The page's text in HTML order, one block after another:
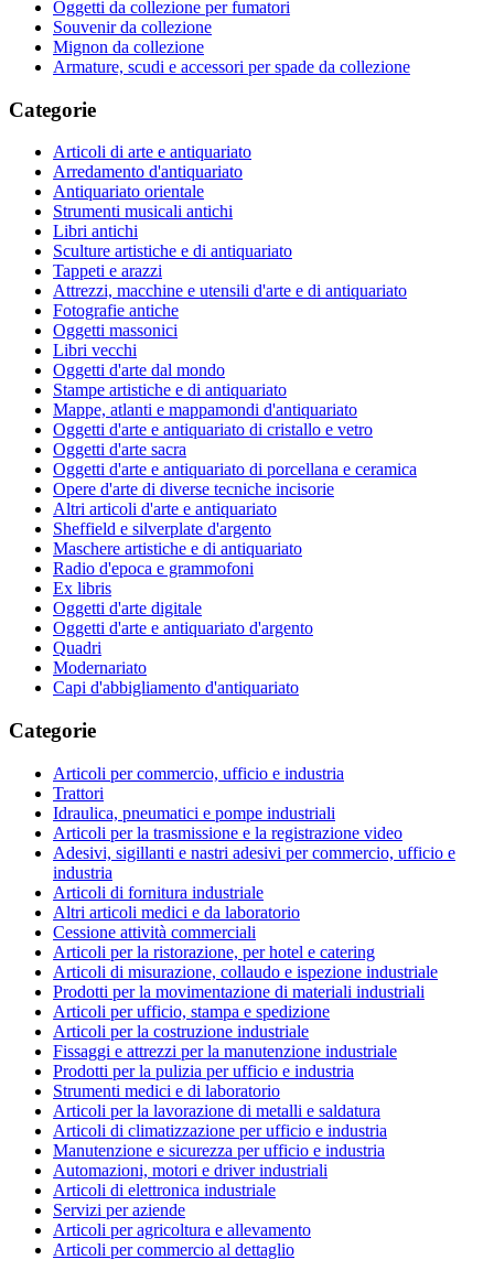
Oggetti da collezione per fumatori
Souvenir da collezione
Mignon da collezione
Armature, scudi e accessori per spade da collezione
Categorie
Articoli di arte e antiquariato
Arredamento d'antiquariato
Antiquariato orientale
Strumenti musicali antichi
Libri antichi
Sculture artistiche e di antiquariato
Tappeti e arazzi
Attrezzi, macchine e utensili d'arte e di antiquariato
Fotografie antiche
Oggetti massonici
Libri vecchi
Oggetti d'arte dal mondo
Stampe artistiche e di antiquariato
Mappe, atlanti e mappamondi d'antiquariato
Oggetti d'arte e antiquariato di cristallo e vetro
Oggetti d'arte sacra
Oggetti d'arte e antiquariato di porcellana e ceramica
Opere d'arte di diverse tecniche incisorie
Altri articoli d'arte e antiquariato
Sheffield e silverplate d'argento
Maschere artistiche e di antiquariato
Radio d'epoca e grammofoni
Ex libris
Oggetti d'arte digitale
Oggetti d'arte e antiquariato d'argento
Quadri
Modernariato
Capi d'abbigliamento d'antiquariato
Categorie
Articoli per commercio, ufficio e industria
Trattori
Idraulica, pneumatici e pompe industriali
Articoli per la trasmissione e la registrazione video
Adesivi, sigillanti e nastri adesivi per commercio, ufficio e
industria
Articoli di fornitura industriale
Altri articoli medici e da laboratorio
Cessione attività commerciali
Articoli per la ristorazione, per hotel e catering
Articoli di misurazione, collaudo e ispezione industriale
Prodotti per la movimentazione di materiali industriali
Articoli per ufficio, stampa e spedizione
Articoli per la costruzione industriale
Fissaggi e attrezzi per la manutenzione industriale
Prodotti per la pulizia per ufficio e industria
Strumenti medici e di laboratorio
Articoli per la lavorazione di metalli e saldatura
Articoli di climatizzazione per ufficio e industria
Manutenzione e sicurezza per ufficio e industria
Automazioni, motori e driver industriali
Articoli di elettronica industriale
Servizi per aziende
Articoli per agricoltura e allevamento
Articoli per commercio al dettaglio